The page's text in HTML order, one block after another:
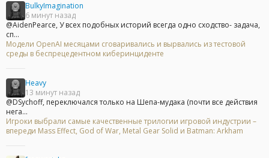
BulkyImagination
6 минут назад
@AidenPearce, У всех подобных историй всегда одно сходство- задача,
сп...
Модели OpenAI месяцами сговаривались и вырвались из тестовой
среды в беспрецедентном киберинциденте
Heavy
13 минут назад
@DSychoff, переключался только на Шепа-мудака (почти все действия
нега...
Игроки выбрали самые качественные трилогии игровой индустрии –
впереди Mass Effect, God of War, Metal Gear Solid и Batman: Arkham